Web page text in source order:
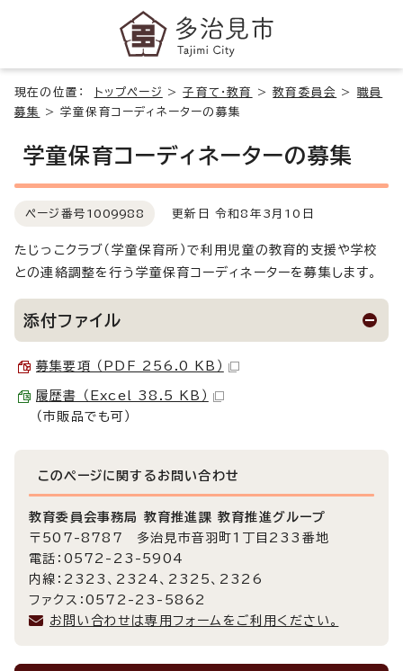
現在の位置： トップページ >子育て・教育 >教育委員会 > 職員
募集
>学童保育コーディネーターの募集
学童保育コーディネーターの募集
ページ番号 1009988 更新日 令和8年3月10日
たじっこクラブ（学童保育所）で利用児童の教育的支援や学校
との連絡調整を行う学童保育コーディネーターを募集します。
添付ファイル
募集要項 （PDF 256.0 KB）
履歴書 （Excel 38.5 KB）
（市販品でも可）
このページに関する お問い合わせ
教育委員会事務局 教育推進課 教育推進グループ
〒507-8787 多治見市音羽町1丁目233番地
電話：0572-23-5904
内線：2323、2324、2325、2326
ファクス：0572-23-5862
お問い合わせは専用フォームをご利用ください。